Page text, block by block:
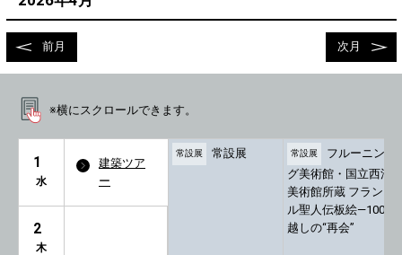
前月 次月
※横にスクロールできます。
1
水
建築ツア
ー
常設展 常設展 常設展
フルーニン
グ美術館・国立西洋
美術館所蔵 フランド
ル聖人伝板絵―100年
越しの“再会”
2
木